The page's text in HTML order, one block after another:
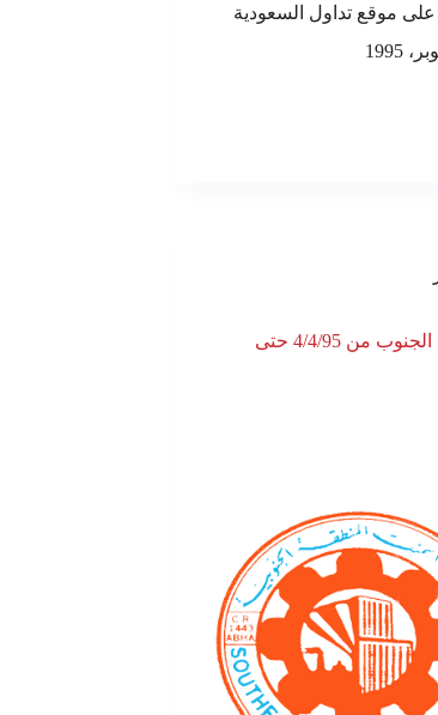
أيقاف تداول أسمنت الجنوب من 4/4/95 حتى